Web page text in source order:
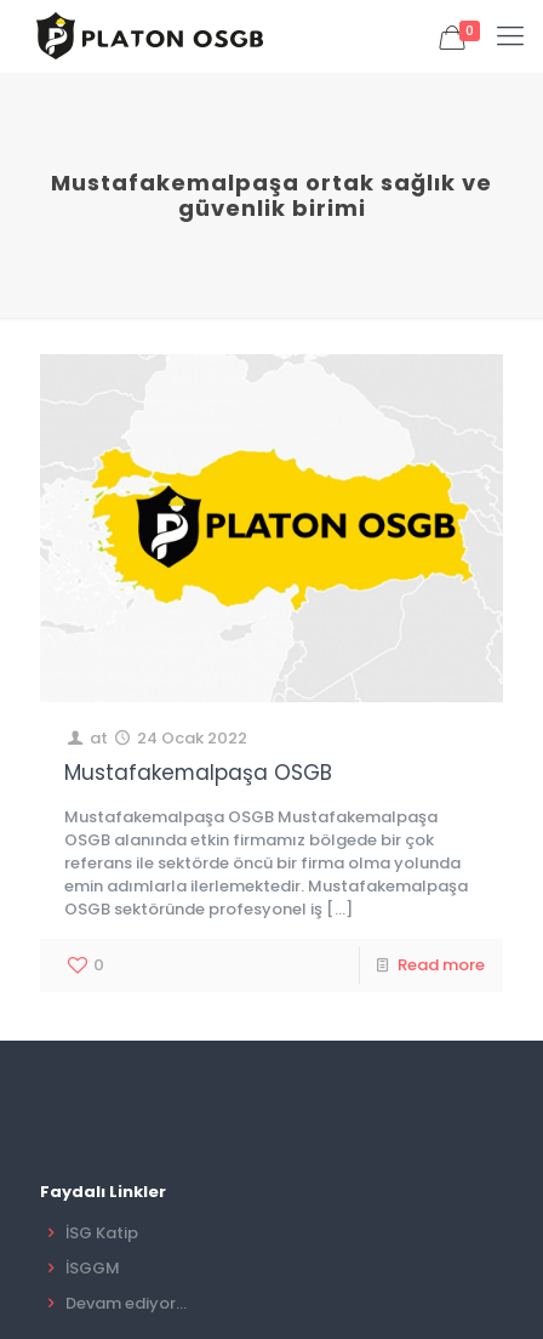
0
Mustafakemalpaşa ortak sağlık ve
güvenlik birimi
at 24 Ocak 2022
Mustafakemalpaşa OSGB
Mustafakemalpaşa OSGB Mustafakemalpaşa
OSGB alanında etkin firmamız bölgede bir çok
referans ile sektörde öncü bir firma olma yolunda
emin adımlarla ilerlemektedir. Mustafakemalpaşa
OSGB sektöründe profesyonel iş […]
0 Read more
Faydalı Linkler
İSG Katip
İSGGM
Devam ediyor...